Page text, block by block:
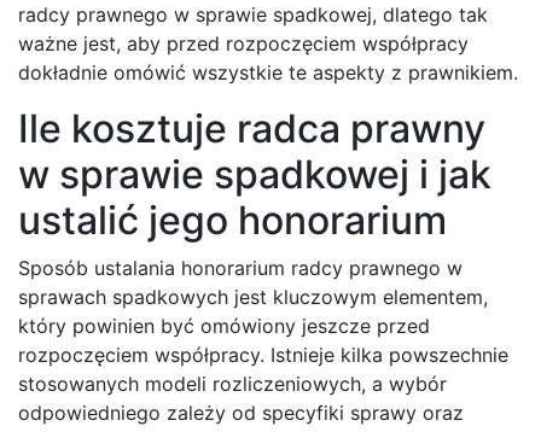
radcy prawnego w sprawie spadkowej, dlatego tak
ważne jest, aby przed rozpoczęciem współpracy
dokładnie omówić wszystkie te aspekty z prawnikiem.
Ile kosztuje radca prawny
w sprawie spadkowej i jak
ustalić jego honorarium
Sposób ustalania honorarium radcy prawnego w
sprawach spadkowych jest kluczowym elementem,
który powinien być omówiony jeszcze przed
rozpoczęciem współpracy. Istnieje kilka powszechnie
stosowanych modeli rozliczeniowych, a wybór
odpowiedniego zależy od specyfiki sprawy oraz